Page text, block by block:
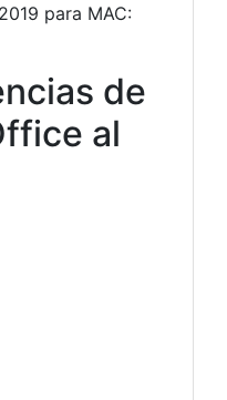
para MAC:
de
al